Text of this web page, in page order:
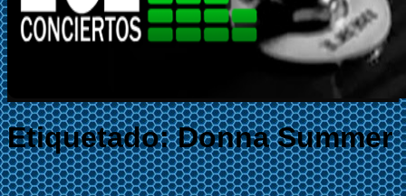
Etiquetado:Donna Summer